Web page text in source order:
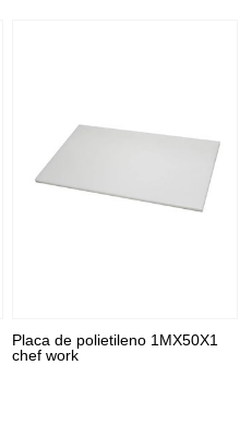
Placa de polietileno 1MX50X1
chef work